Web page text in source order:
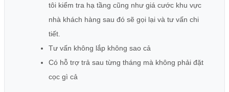
tôi kiểm tra hạ tầng cũng như giá cước khu vực
nhà khách hàng sau đó sẽ gọi lại và tư vấn chi
tiết.
Tư vấn không lắp không sao cả
Có hỗ trợ trả sau từng tháng mà không phải đặt
cọc gì cả